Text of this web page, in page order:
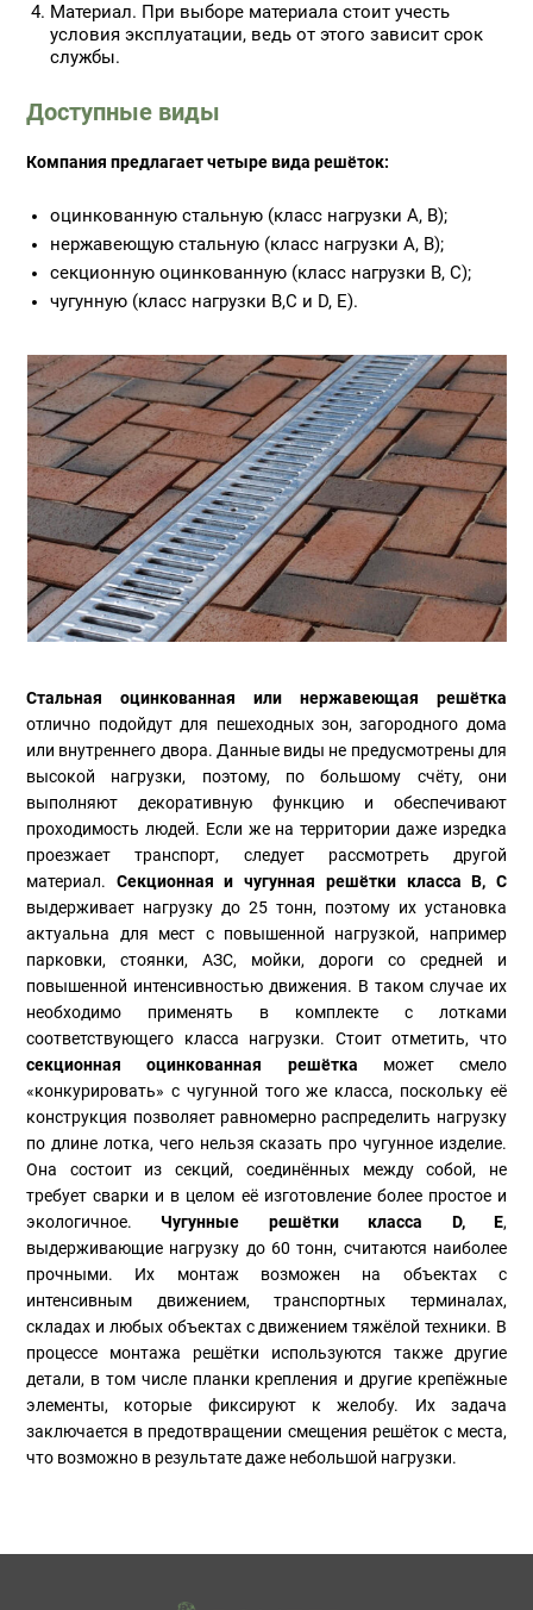
Материал. При выборе материала стоит учесть
условия эксплуатации, ведь от этого зависит срок
службы.
Доступные виды
Компания предлагает четыре вида решёток:
оцинкованную стальную (класс нагрузки A, B);
нержавеющую стальную (класс нагрузки A, B);
секционную оцинкованную (класс нагрузки B, C);
чугунную (класс нагрузки B,C и D, E).
Стальная оцинкованная или нержавеющая решётка
отлично подойдут для пешеходных зон, загородного дома
или внутреннего двора. Данные виды не предусмотрены для
высокой нагрузки, поэтому, по большому счёту, они
выполняют декоративную функцию и обеспечивают
проходимость людей. Если же на территории даже изредка
проезжает транспорт, следует рассмотреть другой
материал. Секционная и чугунная решётки класса B, C
выдерживает нагрузку до 25 тонн, поэтому их установка
актуальна для мест с повышенной нагрузкой, например
парковки, стоянки, АЗС, мойки, дороги со средней и
повышенной интенсивностью движения. В таком случае их
необходимо применять в комплекте с лотками
соответствующего класса нагрузки. Стоит отметить, что
секционная оцинкованная решётка может смело
«конкурировать» с чугунной того же класса, поскольку её
конструкция позволяет равномерно распределить нагрузку
по длине лотка, чего нельзя сказать про чугунное изделие.
Она состоит из секций, соединённых между собой, не
требует сварки и в целом её изготовление более простое и
экологичное. Чугунные решётки класса D, E,
выдерживающие нагрузку до 60 тонн, считаются наиболее
прочными. Их монтаж возможен на объектах с
интенсивным движением, транспортных терминалах,
складах и любых объектах с движением тяжёлой техники. В
процессе монтажа решётки используются также другие
детали, в том числе планки крепления и другие крепёжные
элементы, которые фиксируют к желобу. Их задача
заключается в предотвращении смещения решёток с места,
что возможно в результате даже небольшой нагрузки.